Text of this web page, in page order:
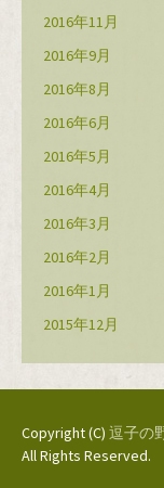
2016年11月
2016年9月
2016年8月
2016年6月
2016年5月
2016年4月
2016年3月
2016年2月
2016年1月
2015年12月
Copyright (C) 逗子の
All Rights Reserved.